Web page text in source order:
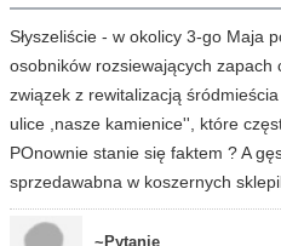
Słyszeliście - w okolicy 3-go Maja
osobników rozsiewających zapach
związek z rewitalizacją
ulice ,nasze kamienice'', które
POnownie stanie się faktem ? A
sprzedawabna w koszernych
~Pytanie